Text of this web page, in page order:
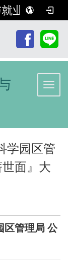
业辅导组
学园区管
面』大
区管理局 公